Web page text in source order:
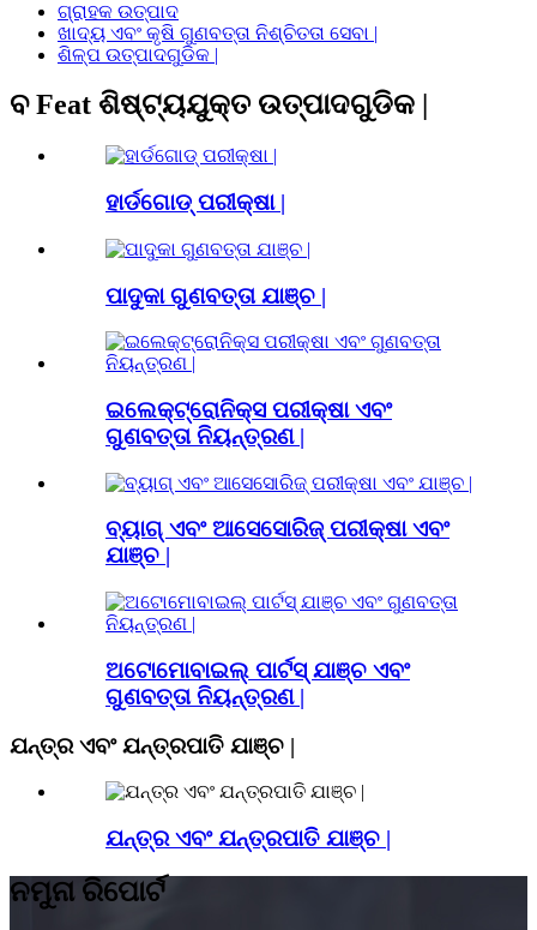
ଗ୍ରାହକ ଉତ୍ପାଦ
ଖାଦ୍ୟ ଏବଂ କୃଷି ଗୁଣବତ୍ତା ନିଶ୍ଚିତତା ସେବା |
ଶିଳ୍ପ ଉତ୍ପାଦଗୁଡିକ |
ବ Feat ଶିଷ୍ଟ୍ୟଯୁକ୍ତ ଉତ୍ପାଦଗୁଡିକ |
ହାର୍ଡଗୋଡ୍ ପରୀକ୍ଷା |
ପାଦୁକା ଗୁଣବତ୍ତା ଯାଞ୍ଚ |
ଇଲେକ୍ଟ୍ରୋନିକ୍ସ ପରୀକ୍ଷା ଏବଂ
ଗୁଣବତ୍ତା ନିୟନ୍ତ୍ରଣ |
ବ୍ୟାଗ୍ ଏବଂ ଆସେସୋରିଜ୍ ପରୀକ୍ଷା ଏବଂ
ଯାଞ୍ଚ |
ଅଟୋମୋବାଇଲ୍ ପାର୍ଟସ୍ ଯାଞ୍ଚ ଏବଂ
ଗୁଣବତ୍ତା ନିୟନ୍ତ୍ରଣ |
ଯନ୍ତ୍ର ଏବଂ ଯନ୍ତ୍ରପାତି ଯାଞ୍ଚ |
ଯନ୍ତ୍ର ଏବଂ ଯନ୍ତ୍ରପାତି ଯାଞ୍ଚ |
ନମୁନା ରିପୋର୍ଟ